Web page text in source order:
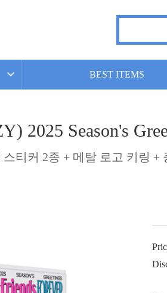
BEST ITEMS
2025 Season's
스티커 2종 + 메탈 로고 키링